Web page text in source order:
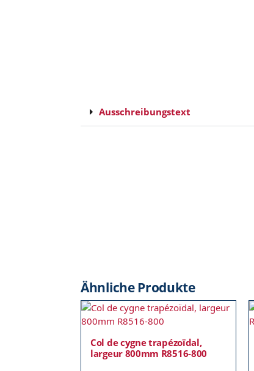
Ausschreibungstext
Ähnliche Produkte
Col de cygne trapézoïdal,
largeur 800mm R8516-800